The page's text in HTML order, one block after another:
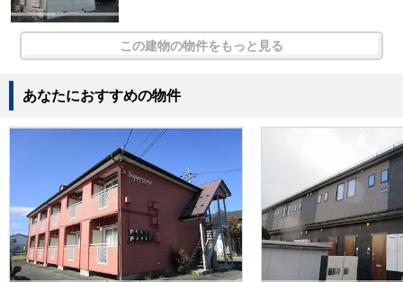
この建物の物件をもっと見る
あなたにおすすめの物件